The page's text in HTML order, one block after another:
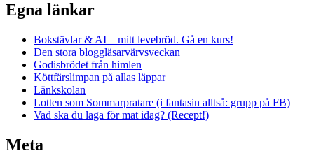
Egna länkar
Bokstävlar & AI – mitt levebröd. Gå en kurs!
Den stora bloggläsarvärvsveckan
Godisbrödet från himlen
Köttfärslimpan på allas läppar
Länkskolan
Lotten som Sommarpratare (i fantasin alltså: grupp på FB)
Vad ska du laga för mat idag? (Recept!)
Meta